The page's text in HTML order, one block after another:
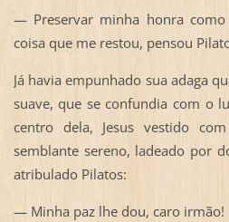
— Preservar minha honra
coisa que me restou, pensou
Já havia empunhado sua adaga
suave, que se confundia com o
centro dela, Jesus vestido
semblante sereno, ladeado por
atribulado Pilatos:
— Minha paz lhe dou, caro irmão!